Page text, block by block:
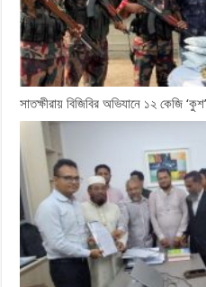
সাতক্ষীরায় বিজিবির অভিযানে ১২ কেজি